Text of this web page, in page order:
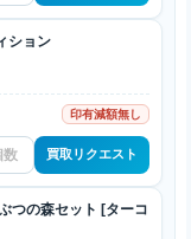
ション
印有減額無し
買取リクエスト
つの森セット [ターコ